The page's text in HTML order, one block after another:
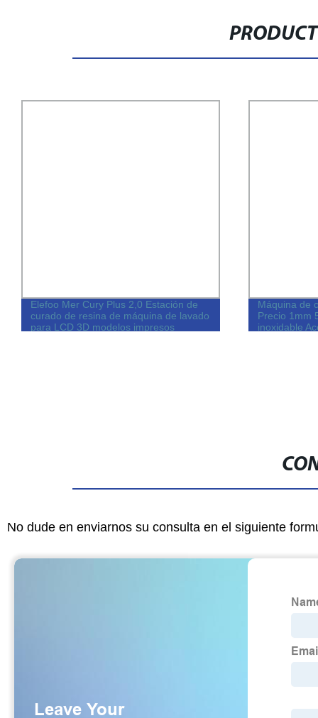
Elefoo Mer Cury Plus 2,0 Estación de
curado de resina de máquina de lavado
para LCD 3D modelos impresos
Máquina de
Precio 1mm
inoxidable
No dude en enviarnos su consulta en el siguiente